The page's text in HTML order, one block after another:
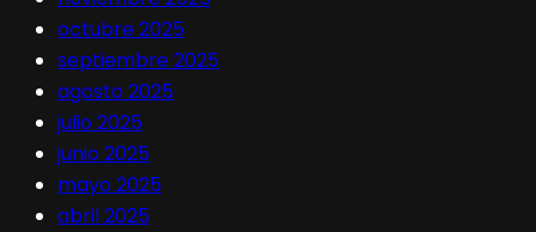
octubre 2025
septiembre 2025
agosto 2025
julio 2025
junio 2025
mayo 2025
abril 2025